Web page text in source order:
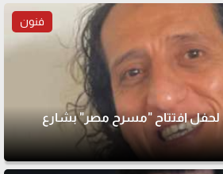
فنون
افتتاح "مسرح مصر" بشارع